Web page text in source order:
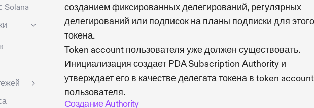
Solana
созданием фиксированных делегирований, регулярных
делегирований или подписок на планы подписки для этого
токена.
Token account пользователя уже должен существовать.
Инициализация создает PDA Subscription Authority и
утверждает его в качестве делегата токена в token account
пользователя.
Создание Authority